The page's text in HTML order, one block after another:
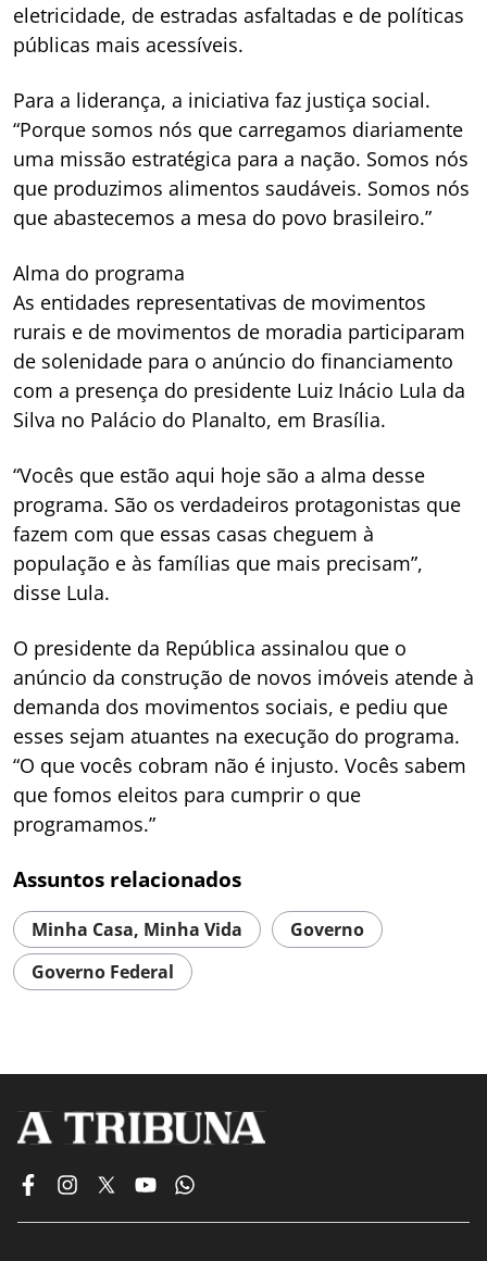
eletricidade, de estradas asfaltadas e de políticas
públicas mais acessíveis.
Para a liderança, a iniciativa faz justiça social.
“Porque somos nós que carregamos diariamente
uma missão estratégica para a nação. Somos nós
que produzimos alimentos saudáveis. Somos nós
que abastecemos a mesa do povo brasileiro.”
Alma do programa
As entidades representativas de movimentos
rurais e de movimentos de moradia participaram
de solenidade para o anúncio do financiamento
com a presença do presidente Luiz Inácio Lula da
Silva no Palácio do Planalto, em Brasília.
“Vocês que estão aqui hoje são a alma desse
programa. São os verdadeiros protagonistas que
fazem com que essas casas cheguem à
população e às famílias que mais precisam”,
disse Lula.
O presidente da República assinalou que o
anúncio da construção de novos imóveis atende à
demanda dos movimentos sociais, e pediu que
esses sejam atuantes na execução do programa.
“O que vocês cobram não é injusto. Vocês sabem
que fomos eleitos para cumprir o que
programamos.”
Assuntos relacionados
Minha Casa, Minha Vida
Governo
Governo Federal